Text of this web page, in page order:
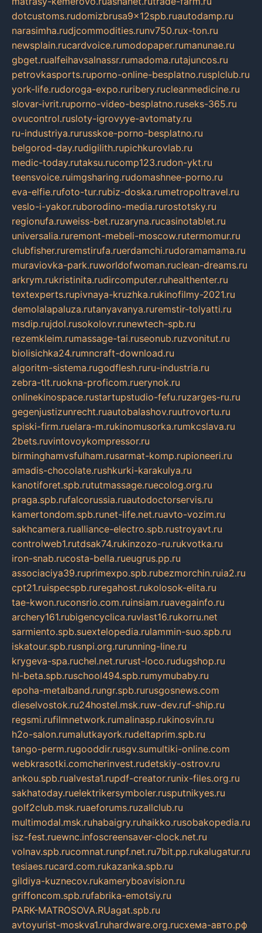
dotcustoms.rudomizbrusa9x12spb.ruautodamp.ru
narasimha.rudjcommodities.runv750.rux-ton.ru
newsplain.rucardvoice.rumodopaper.rumanunae.ru
gbget.rualfeihavsalnassr.rumadoma.rutajuncos.ru
petrovkasports.ruporno-online-besplatno.rusplclub.ru
york-life.rudoroga-expo.ruribery.rucleanmedicine.ru
slovar-ivrit.ruporno-video-besplatno.ruseks-365.ru
ovucontrol.rusloty-igrovyye-avtomaty.ru
ru-industriya.rurusskoe-porno-besplatno.ru
belgorod-day.rudigilith.rupichkurovlab.ru
medic-today.rutaksu.rucomp123.rudon-ykt.ru
teensvoice.ruimgsharing.rudomashnee-porno.ru
eva-elfie.rufoto-tur.rubiz-doska.rumetropoltravel.ru
veslo-i-yakor.ruborodino-media.rurostotsky.ru
regionufa.ruweiss-bet.ruzaryna.rucasinotablet.ru
universalia.ruremont-mebeli-moscow.rutermomur.ru
clubfisher.ruremstirufa.ruerdamchi.rudoramamama.ru
muraviovka-park.ruworldofwoman.ruclean-dreams.ru
arkrym.rukristinita.rudircomputer.ruhealthenter.ru
textexperts.rupivnaya-kruzhka.rukinofilmy-2021.ru
demolalapaluza.rutanyavanya.ruremstir-tolyatti.ru
msdip.rujdol.rusokolovr.runewtech-spb.ru
rezemkleim.rumassage-tai.ruseonub.ruzvonitut.ru
biolisichka24.rumncraft-download.ru
algoritm-sistema.rugodflesh.ruru-industria.ru
zebra-tlt.ruokna-proficom.ruerynok.ru
onlinekinospace.rustartupstudio-fefu.ruzarges-ru.ru
gegenjustizunrecht.ruautobalashov.ruutrovortu.ru
spiski-firm.ruelara-m.rukinomusorka.rumkcslava.ru
2bets.ruvintovoykompressor.ru
birminghamvsfulham.rusarmat-komp.rupioneeri.ru
amadis-chocolate.rushkurki-karakulya.ru
kanotiforet.spb.rututmassage.ruecolog.org.ru
praga.spb.rufalcorussia.ruautodoctorservis.ru
kamertondom.spb.runet-life.net.ruavto-vozim.ru
sakhcamera.rualliance-electro.spb.rustroyavt.ru
controlweb1.rutdsak74.rukinzozo-ru.rukvotka.ru
iron-snab.rucosta-bella.rueugrus.pp.ru
associaciya39.ruprimexpo.spb.rubezmorchin.ruia2.ru
cpt21.ruispecspb.ruregahost.rukolosok-elita.ru
tae-kwon.ruconsrio.com.ruinsiam.ruavegainfo.ru
archery161.rubigencyclica.ruvlast16.rukorru.net
sarmiento.spb.suextelopedia.rulammin-suo.spb.ru
iskatour.spb.rusnpi.org.rurunning-line.ru
krygeva-spa.ruchel.net.rurust-loco.rudugshop.ru
hl-beta.spb.ruschool494.spb.rumymubaby.ru
epoha-metalband.rungr.spb.rurusgosnews.com
dieselvostok.ru24hostel.msk.ruw-dev.ruf-ship.ru
regsmi.rufilmnetwork.rumalinasp.rukinosvin.ru
h2o-salon.rumalutkayork.rudeltaprim.spb.ru
tango-perm.rugooddir.rusgv.sumultiki-online.com
webkrasotki.comcherinvest.rudetskiy-ostrov.ru
ankou.spb.rualvesta1.rupdf-creator.runix-files.org.ru
sakhatoday.ruelektrikersymboler.rusputnikyes.ru
golf2club.msk.ruaeforums.ruzallclub.ru
multimodal.msk.ruhabaigry.ruhaikko.rusobakopedia.ru
isz-fest.ruewnc.infoscreensaver-clock.net.ru
volnav.spb.rucomnat.runpf.net.ru7bit.pp.rukalugatur.ru
tesiaes.rucard.com.rukazanka.spb.ru
gildiya-kuznecov.rukameryboavision.ru
griffoncom.spb.rufabrika-emotsiy.ru
PARK-MATROSOVA.RUagat.spb.ru
avtoyurist-moskva1.ruhardware.org.ruсхема-авто.рф